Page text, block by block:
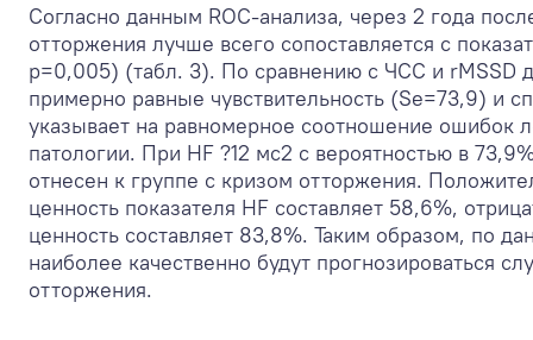
Согласно данным ROC-анализа, через 2 года
отторжения лучше всего сопоставляется с
р=0,005) (табл. 3). По сравнению с ЧСС и rMSSD
примерно равные чувствительность (Se=73,9) и
указывает на равномерное соотношение ошибок
патологии. При HF ?12 мс2 с вероятностью в
отнесен к группе с кризом отторжения.
ценность показателя HF составляет 58,6%,
ценность составляет 83,8%. Таким образом, по
наиболее качественно будут прогнозироваться
отторжения.